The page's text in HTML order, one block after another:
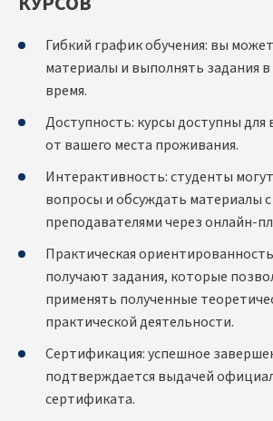
Гибкий график обучения: вы
материалы и выполнять задания в
время.
Доступность: курсы доступны для
от вашего места проживания.
Интерактивность: студенты
вопросы и обсуждать материалы с
преподавателями через онлайн-
Практическая
получают задания, которые
применять полученные
практической деятельности.
Сертификация: успешное
подтверждается выдачей
сертификата.